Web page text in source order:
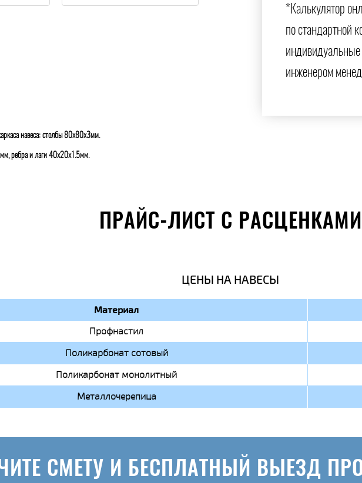
*Калькулятор
по стандартной
инженером
навеса: столбы 80х80х3мм.
ребра и лаги 40х20х1.5мм.
ПРАЙС-ЛИСТ С РАСЦЕНКАМИ
ЦЕНЫ НА НАВЕСЫ
Материал
Профнастил
Поликарбонат сотовый
Поликарбонат монолитный
Металлочерепица
СМЕТУ И БЕСПЛАТНЫЙ ВЫЕЗД